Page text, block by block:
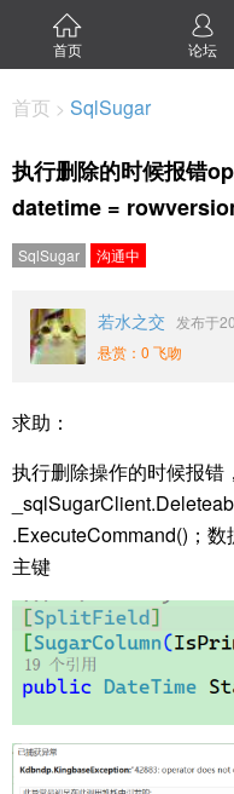
首页 论坛
首页 > SqlSugar
执行删除的时候报错
datetime =
SqlSugar 沟通中
若水之交 发布于
悬赏：0 飞吻
求助：
执行删除操作的时候报错，
.ExecuteCommand()； 数
主键